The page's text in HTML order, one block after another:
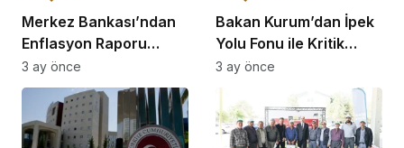
Merkez Bankası’ndan
Enflasyon Raporu
Açıklaması
3 ay önce
Bakan Kurum’dan İpek
Yolu Fonu ile Kritik
Görüşme
3 ay önce